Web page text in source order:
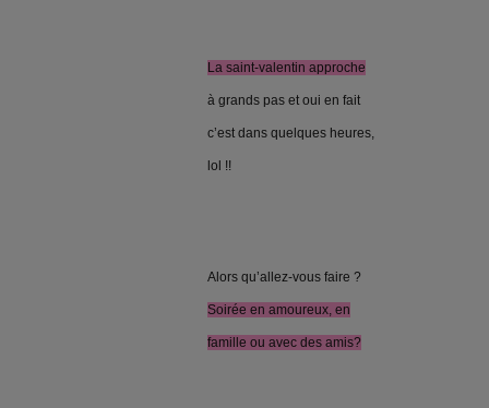
La saint-valentin approche
à grands pas et oui en fait
c’est dans quelques heures,
lol !!
Alors qu’allez-vous faire ?
Soirée en amoureux, en
famille ou avec des amis?